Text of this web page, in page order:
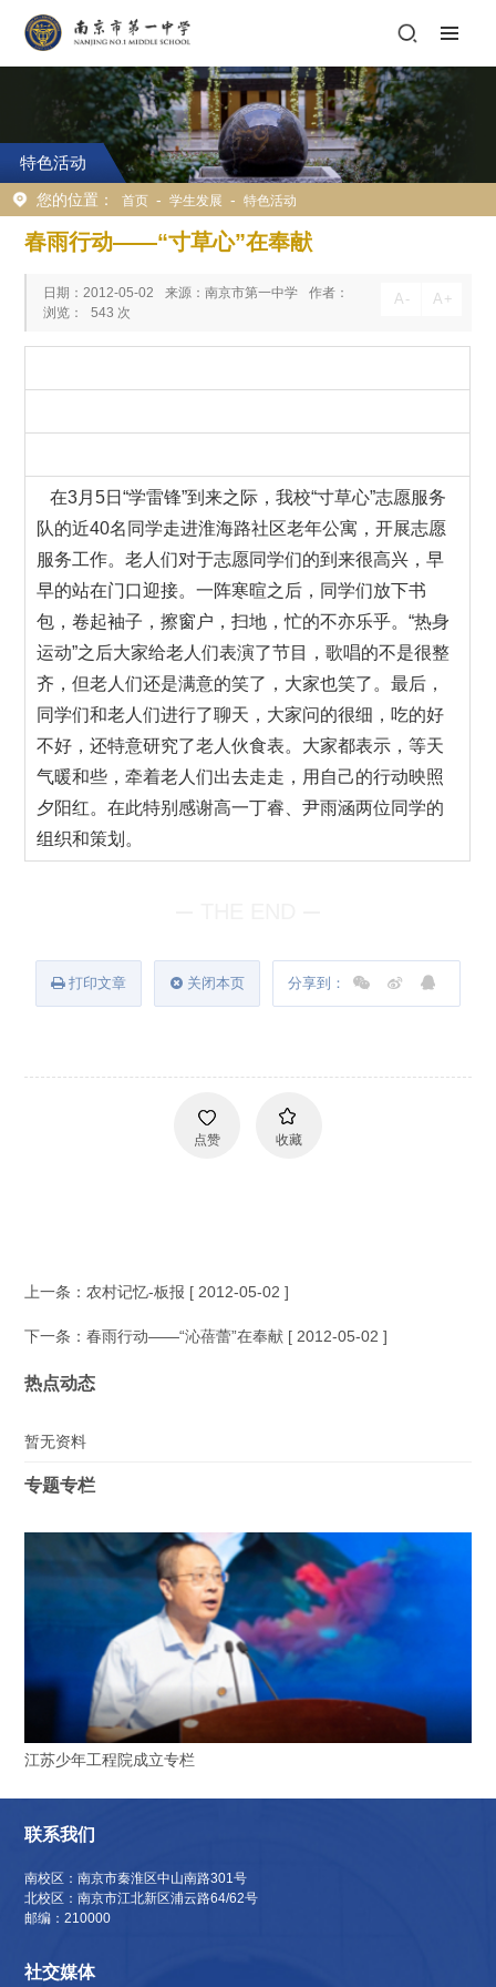
特色活动
您的位置： 首页 - 学生发展 - 特色活动
春雨行动――“寸草心”在奉献
日期：2012-05-02 来源：南京市第一中学
作者：
浏览：
543 次
A - A +
在3月5日“学雷锋”到来之际，我校“寸草心”志愿服务
队的近40名同学走进淮海路社区老年公寓，开展志愿
服务工作。老人们对于志愿同学们的到来很高兴，早
早的站在门口迎接。一阵寒暄之后，同学们放下书
包，卷起袖子，擦窗户，扫地，忙的不亦乐乎。“热身
运动”之后大家给老人们表演了节目，歌唱的不是很整
齐，但老人们还是满意的笑了，大家也笑了。最后，
同学们和老人们进行了聊天，大家问的很细，吃的好
不好，还特意研究了老人伙食表。大家都表示，等天
气暖和些，牵着老人们出去走走，用自己的行动映照
夕阳红。在此特别感谢高一丁睿、尹雨涵两位同学的
组织和策划。
打印文章 关闭本页 分享到：
点赞 收藏
上一条：农村记忆-板报 [ 2012-05-02 ]
下一条：春雨行动――“沁蓓蕾”在奉献 [ 2012-05-02 ]
热点动态
暂无资料
专题专栏
江苏少年工程院成立专栏
联系我们
南校区：南京市秦淮区中山南路301号
北校区：南京市江北新区浦云路64/62号
邮编：210000
社交媒体